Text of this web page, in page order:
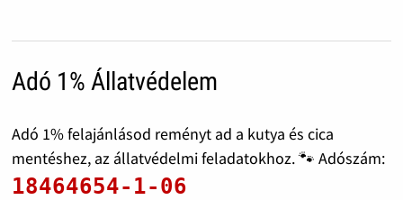
Adó 1% Állatvédelem
Adó 1% felajánlásod reményt ad a kutya és cica
mentéshez, az állatvédelmi feladatokhoz. 🐾 Adószám:
18464654-1-06